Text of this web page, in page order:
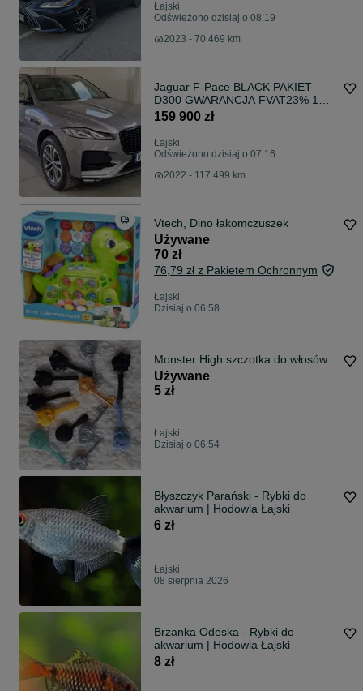
Łajski
Odświeżono dzisiaj o 08:19
2023 - 70 469 km
Jaguar F-Pace BLACK PAKIET
D300 GWARANCJA FVAT23% 1WŁ
Bezwypadkowy Meridian HeadUp
159 900 zł
Łajski
Odświeżono dzisiaj o 07:16
2022 - 117 499 km
Vtech, Dino łakomczuszek
Używane
70 zł
76,79 zł z Pakietem Ochronnym
Łajski
Dzisiaj o 06:58
Monster High szczotka do włosów
Używane
5 zł
Łajski
Dzisiaj o 06:54
Błyszczyk Parański - Rybki do
akwarium | Hodowla Łajski
6 zł
Łajski
08 sierpnia 2026
Brzanka Odeska - Rybki do
akwarium | Hodowla Łajski
8 zł